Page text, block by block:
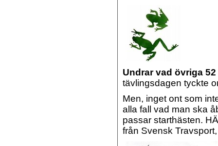
Undrar vad övriga
tävlingsdagen tyckte
Men, inget ont som
alla fall vad man ska
passar starthästen.
från Svensk